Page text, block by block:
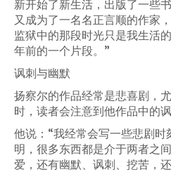
新开始了新生活，出版了一些
又成为了一名名正言顺的作家
监狱中的那段时光只是我生活
年前的一个片段。”
讽刺与幽默
扬察尔的作品经常是悲喜剧，
时，读者会注意到他作品中的讽
他说：“我经常会写一些悲剧
明，很多东西都是介于两者之
爱，还有幽默、讽刺、挖苦，